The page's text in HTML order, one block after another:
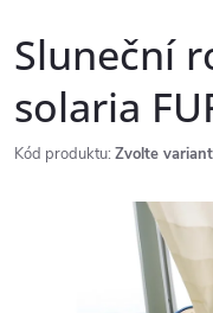
Sluneční
solaria
Kód produktu: Zvolte